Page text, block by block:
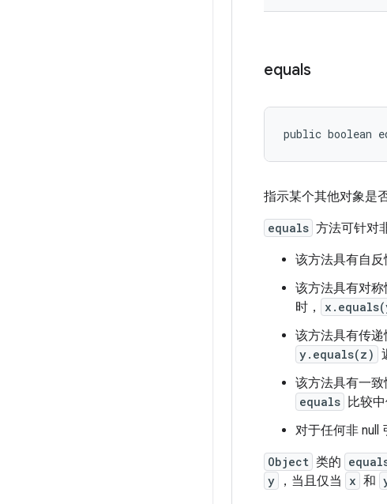
equals
public boolean
指示某个其他对象是
equals 方法可针对
该方法具有自
该方法具有对
时，
该方法具有传
y.equals(z)
该方法具有一
equals 比较
对于任何非 null
Object 类的
y ，当且仅当 x 和